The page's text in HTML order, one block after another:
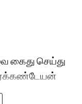
கைது செய்து